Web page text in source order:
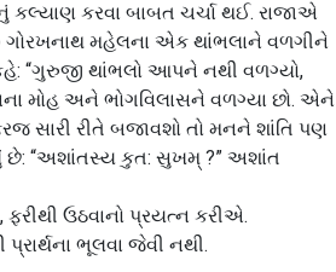
કરવા બાબત ચર્ચા થઈ. રાજાએ
ગોરખનાથ મહેલના એક થાંભલાને વળગીને
“ગુરુજી થાંભલો આપને નથી વળગ્યો,
મોહ અને ભોગવિલાસને વળગ્યા છો. એને
સારી રીતે બજાવશો તો મનને શાંતિ પણ
છે: “અશાંતસ્ય કુત: સુખમ્ ?” અશાંત
ઉઠવાનો પ્રયત્ન કરીએ.
ભૂલવા જેવી નથી.